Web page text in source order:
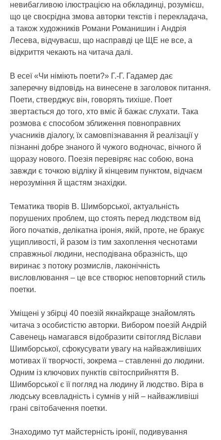
невибагливою ілюстрацією на обкладинці, розумієш,
що це своєрідна змова авторки текстів і перекладача,
а також художників Романи Романишин і Андрія
Лесева, відчуваєш, що насправді це ЩЕ не все, а
відкриття чекають на читача далі.
В есеї «Чи німіють поети?» Г.-Г. Гадамер дає
заперечну відповідь на винесене в заголовок питання.
Поети, стверджує він, говорять тихіше. Поет
звертається до того, хто вміє й бажає слухати. Така
розмова є способом зближення повноправних
учасників діалогу, їх самовпізнавання й реалізації у
пізнанні добре знаного й чужого водночас, вічного й
щоразу нового. Поезія перевіряє нас собою, вона
завжди є точкою відліку й кінцевим пунктом, відчаєм
нерозуміння й щастям знахідки.
Тематика творів В. Шимборської, актуальність
порушених проблем, що стоять перед людством від
його початків, делікатна іронія, якій, проте, не бракує
ущипливості, й разом із тим захоплення чеснотами
справжньої людини, несподівана образність, що
виринає з потоку розмислів, лаконічність
висловлювання – це все створює неповторний стиль
поетки.
Уміщені у збірці 40 поезій якнайкраще знайомлять
читача з особистістю авторки. Вибором поезій Андрій
Савенець намагався відобразити світогляд Віслави
Шимборської, сфокусувати увагу на найважливіших
мотивах її творчості, зокрема – ставленні до людини.
Одним із ключових пунктів світосприйняття В.
Шимборської є її погляд на людину й людство. Віра в
людську всевладність і сумнів у ній – найважливіші
грані світобачення поетки.
Знаходимо тут майстерність іронії, подивування